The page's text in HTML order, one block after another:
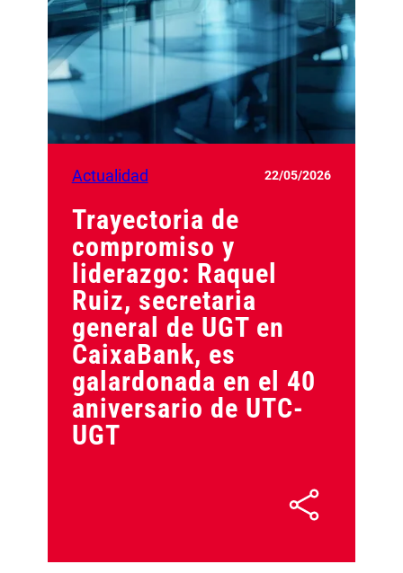
Actualidad 22/05/2026
Trayectoria de
compromiso y
liderazgo: Raquel
Ruiz, secretaria
general de UGT en
CaixaBank, es
galardonada en el 40
aniversario de UTC-
UGT